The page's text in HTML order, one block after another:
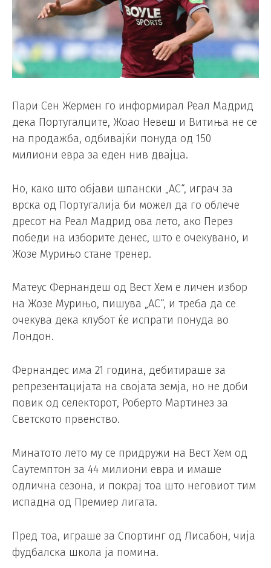
Пари Сен Жермен го информирал Реал Мадрид
дека Португалците, Жоао Невеш и Витиња не се
на продажба, одбивајќи понуда од 150
милиони евра за еден нив двајца.
Но, како што објави шпански „АС“, играч за
врска од Португалија би можел да го облече
дресот на Реал Мадрид ова лето, ако Перез
победи на изборите денес, што е очекувано, и
Жозе Мурињо стане тренер.
Матеус Фернандеш од Вест Хем е личен избор
на Жозе Мурињо, пишува „АС“, и треба да се
очекува дека клубот ќе испрати понуда во
Лондон.
Фернандес има 21 година, дебитираше за
репрезентацијата на својата земја, но не доби
повик од селекторот, Роберто Мартинез за
Светското првенство.
Минатото лето му се придружи на Вест Хем од
Саутемптон за 44 милиони евра и имаше
одлична сезона, и покрај тоа што неговиот тим
испадна од Премиер лигата.
Пред тоа, играше за Спортинг од Лисабон, чија
фудбалска школа ја помина.